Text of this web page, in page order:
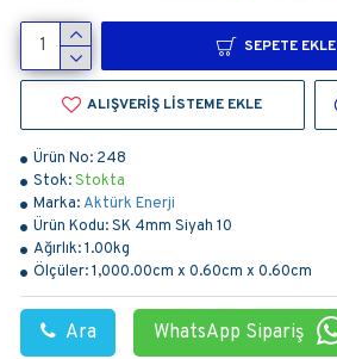
Ürün No: 248
Stok:Stokta
Marka:Aktürk Enerji
Ürün Kodu:SK 4mm Siyah 10
Ağırlık:1.00kg
Ölçüler:1,000.00cm x 0.60cm x 0.60cm
Ara WhatsApp Sipariş
SEPETE EKLE
ALIŞVERIŞ LISTEME EKLE